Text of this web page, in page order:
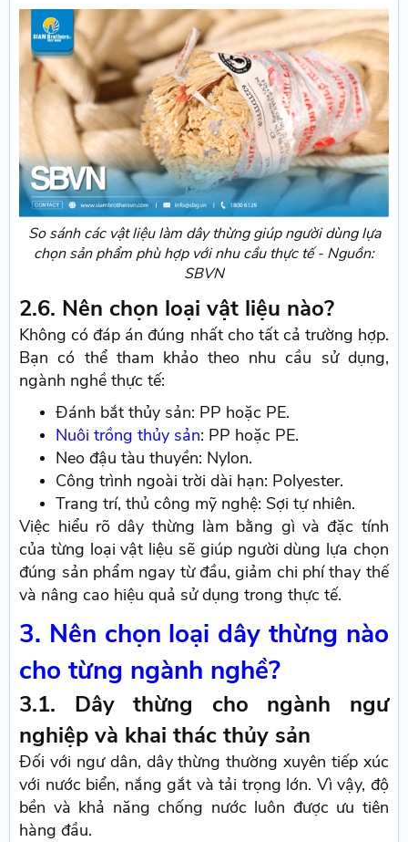
So sánh các vật liệu làm dây thừng giúp người dùng lựa
chọn sản phẩm phù hợp với nhu cầu thực tế - Nguồn:
SBVN
2.6. Nên chọn loại vật liệu nào?
Không có đáp án đúng nhất cho tất cả trường hợp.
Bạn có thể tham khảo theo nhu cầu sử dụng,
ngành nghề thực tế:
Đánh bắt thủy sản: PP hoặc PE.
Nuôi trồng thủy sản: PP hoặc PE.
Neo đậu tàu thuyền: Nylon.
Công trình ngoài trời dài hạn: Polyester.
Trang trí, thủ công mỹ nghệ: Sợi tự nhiên.
Việc hiểu rõ dây thừng làm bằng gì và đặc tính
của từng loại vật liệu sẽ giúp người dùng lựa chọn
đúng sản phẩm ngay từ đầu, giảm chi phí thay thế
và nâng cao hiệu quả sử dụng trong thực tế.
3. Nên chọn loại dây thừng nào
cho từng ngành nghề?
3.1. Dây thừng cho ngành ngư
nghiệp và khai thác thủy sản
Đối với ngư dân, dây thừng thường xuyên tiếp xúc
với nước biển, nắng gắt và tải trọng lớn. Vì vậy, độ
bền và khả năng chống nước luôn được ưu tiên
hàng đầu.